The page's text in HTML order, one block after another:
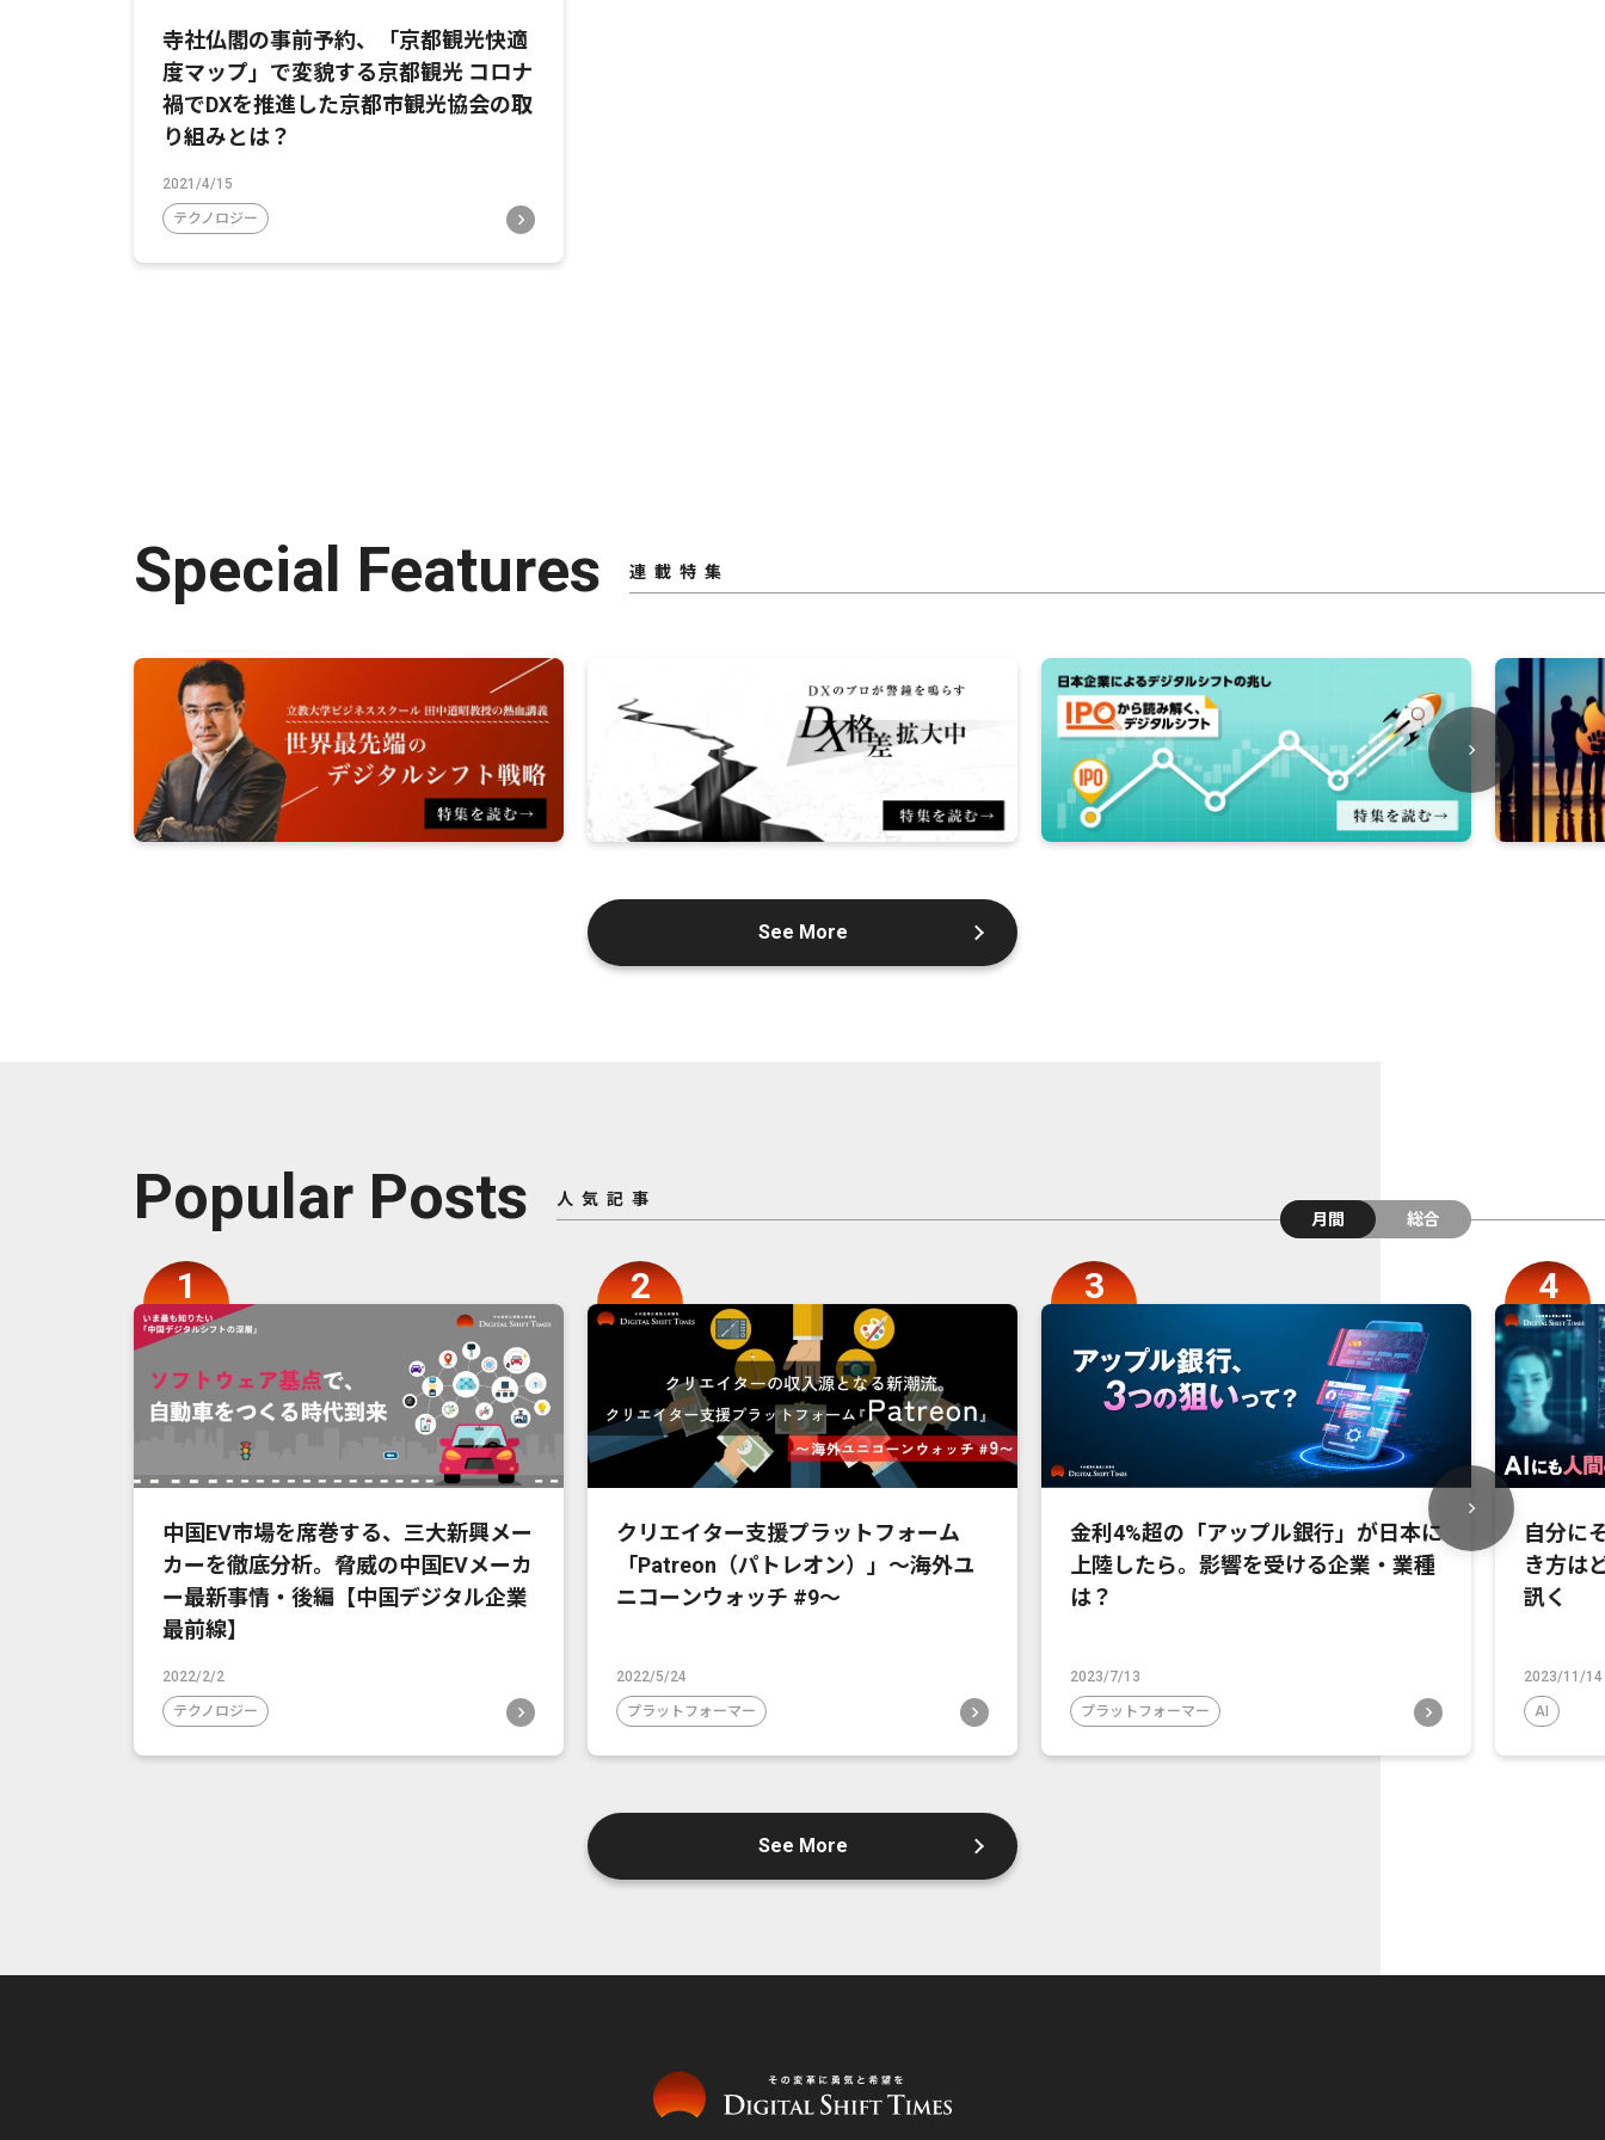
寺社仏閣の事前予約、「京都観光快適
度マップ」で変貌する京都観光 コロナ
禍でDXを推進した京都市観光協会の取
り組みとは？
2021/4/15
テクノロジー
Special Features 連載特集
See More
Popular Posts
人気記事
月間
総合
中国EV市場を席巻する、三大新興メー
カーを徹底分析。脅威の中国EVメーカ
ー最新事情・後編【中国デジタル企業
最前線】
2022/2/2
テクノロジー
クリエイター支援プラットフォーム
「Patreon（パトレオン）」〜海外ユ
ニコーンウォッチ #9〜
2022/5/24
プラットフォーマー
金利4%超の「アップル銀行」が日本に
上陸したら。影響を受ける企業・業種
は？
2023/7/13
プラットフォーマー
自分に
き方は
訊く
2023/11/14
AI
See More